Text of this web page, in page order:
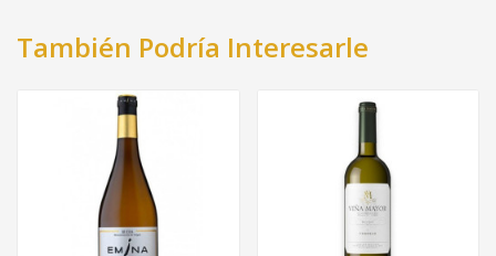
También Podría Interesarle